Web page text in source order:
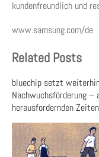
kundenfreundlich und
www.samsung.com/de
Related Posts
bluechip setzt
Nachwuchsförderung –
herausfordernden Zeiten